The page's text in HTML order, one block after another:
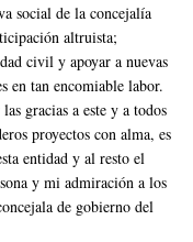
social de la concejalía
altruista;
civil y apoyar a nuevas
en tan encomiable labor.
gracias a este y a todos
proyectos con alma, es
entidad y al resto el
y mi admiración a los
de gobierno del